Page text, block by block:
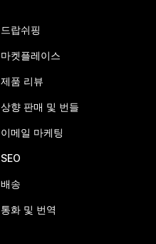
드랍쉬핑
마켓플레이스
제품 리뷰
상향 판매 및 번들
이메일 마케팅
SEO
배송
통화 및 번역